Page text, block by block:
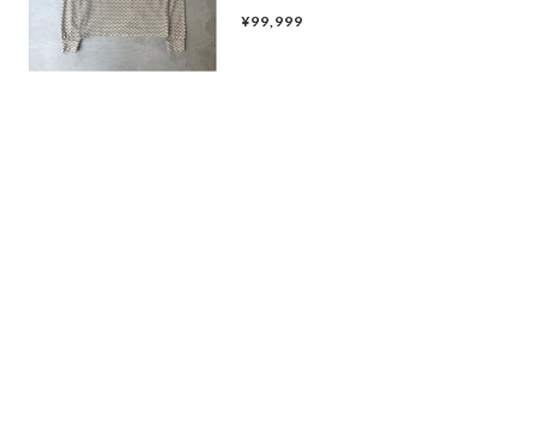
¥99,999